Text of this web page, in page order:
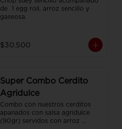
de  1 egg roll, arroz sencillo y
gaseosa.
$30.500
Super Combo Cerdito
Agridulce
Combo con nuestros cerditos
apanados con salsa agridulce
(90gr) servidos con arroz